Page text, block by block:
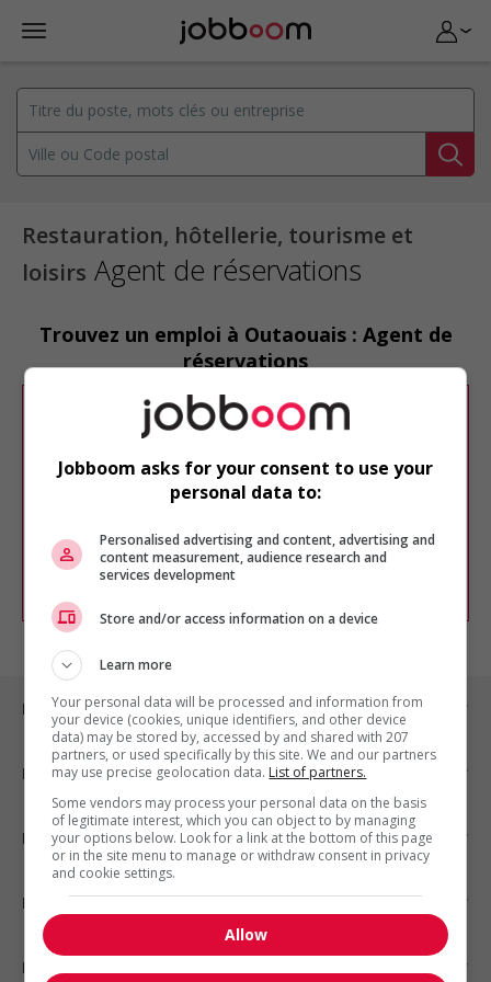
Restauration, hôtellerie, tourisme et
loisirs Agent de réservations
Trouvez un emploi à Outaouais : Agent de
réservations
Désolé, cette recherche n'a produit aucun
résultat.
Veuillez faire une nouvelle recherche.
Vous pouvez en tout temps utiliser nos
chercher un poste selon votre profil
d'intérêt en emploi en vousinscrivant
comme membre Jobboom.
Emplois par ville
Emplois par secteur
Emplois par statut
Emplois par type
Nos suggestions
Jobboom asks for your consent to use your
personal data to:
Personalised advertising and content, advertising and
content measurement, audience research and
services development
Store and/or access information on a device
Learn more
Your personal data will be processed and information from
your device (cookies, unique identifiers, and other device
data) may be stored by, accessed by and shared with 207
partners, or used specifically by this site. We and our partners
may use precise geolocation data. List of partners.
Some vendors may process your personal data on the basis
of legitimate interest, which you can object to by managing
your options below. Look for a link at the bottom of this page
or in the site menu to manage or withdraw consent in privacy
and cookie settings.
Allow